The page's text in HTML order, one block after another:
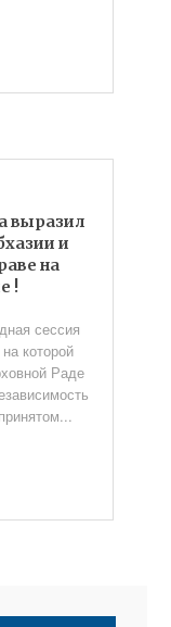
выразил
и
на
!
сессия
которой
Раде